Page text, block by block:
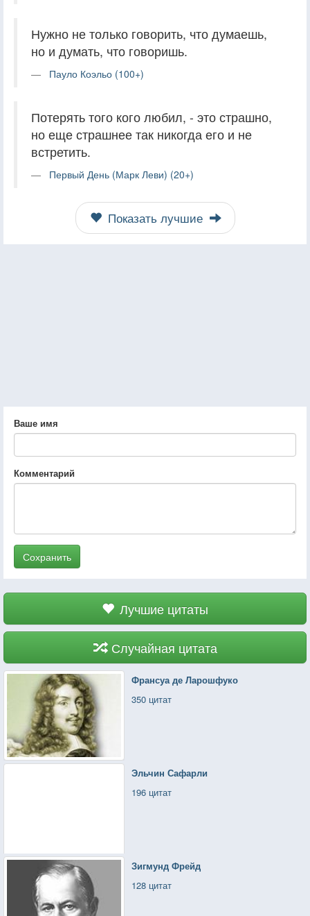
Нужно не только говорить, что думаешь,
но и думать, что говоришь.
Пауло Коэльо (100+)
Потерять того кого любил, - это страшно,
но еще страшнее так никогда его и не
встретить.
Первый День (Марк Леви) (20+)
Показать лучшие
Ваше имя
Комментарий
Сохранить
Лучшие цитаты
Случайная цитата
Франсуа де Ларошфуко
350 цитат
Эльчин Сафарли
196 цитат
Зигмунд Фрейд
128 цитат